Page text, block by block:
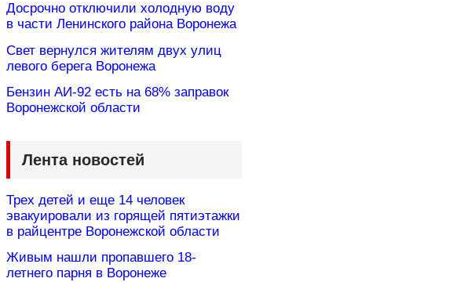
Досрочно отключили холодную воду
в части Ленинского района Воронежа
Свет вернулся жителям двух улиц
левого берега Воронежа
Бензин АИ-92 есть на 68% заправок
Воронежской области
Лента новостей
Трех детей и еще 14 человек
эвакуировали из горящей пятиэтажки
в райцентре Воронежской области
Живым нашли пропавшего 18-
летнего парня в Воронеже